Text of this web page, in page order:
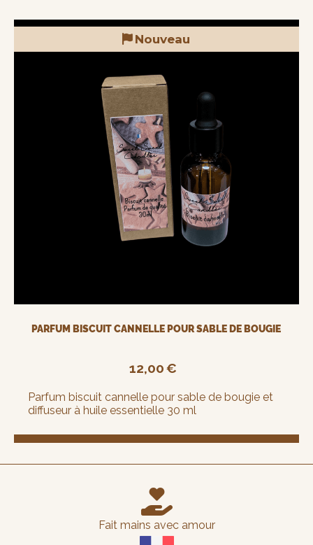
Nouveau
PARFUM BISCUIT CANNELLE POUR SABLE DE BOUGIE
12,00€
Parfum biscuit cannelle pour sable de bougie et
diffuseur à huile essentielle 30 ml

Fait mains avec amour